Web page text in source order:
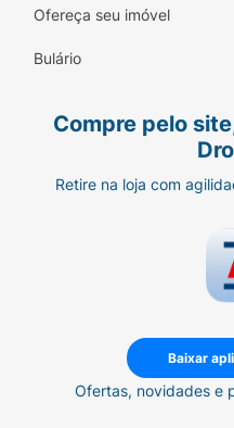
Informações Técnicas:
Peso:
Tipo:
Pastilha
Destaques:Sem
Ofereça seu imóvel
Bulário
Compre pelo
Retire na loja com
Baixar
Ofertas, novidades e